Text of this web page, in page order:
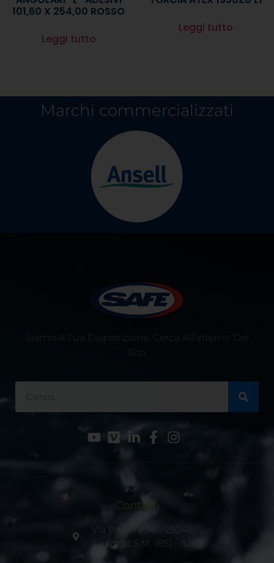
101,60 X 254,00 ROSSO
Leggi tutto
Leggi tutto
Marchi commercializzati
Siamo A Tua Disposizione, Cerca All’interno Del
Sito
Contatti
Via Pastore, 14 - 25046
Cazzago S.M. (BS) - Italia